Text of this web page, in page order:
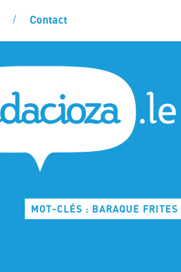
Contact
MOT-CLÉS : BARAQUE FRITES